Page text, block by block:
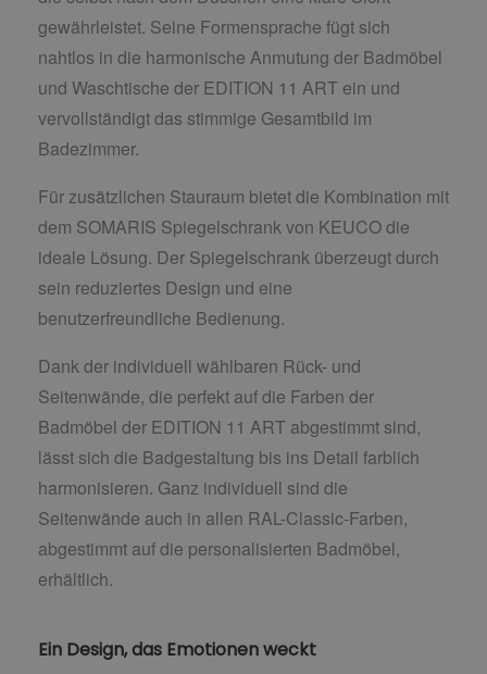
gewährleistet. Seine Formensprache fügt sich
nahtlos in die harmonische Anmutung der Badmöbel
und Waschtische der EDITION 11 ART ein und
vervollständigt das stimmige Gesamtbild im
Badezimmer.
Für zusätzlichen Stauraum bietet die Kombination mit
dem SOMARIS Spiegelschrank von KEUCO die
ideale Lösung. Der Spiegelschrank überzeugt durch
sein reduziertes Design und eine
benutzerfreundliche Bedienung.
Dank der individuell wählbaren Rück- und
Seitenwände, die perfekt auf die Farben der
Badmöbel der EDITION 11 ART abgestimmt sind,
lässt sich die Badgestaltung bis ins Detail farblich
harmonisieren. Ganz individuell sind die
Seitenwände auch in allen RAL-Classic-Farben,
abgestimmt auf die personalisierten Badmöbel,
erhältlich.
Ein Design, das Emotionen weckt